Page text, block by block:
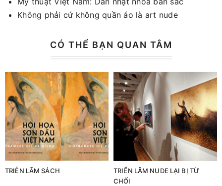
Không phải cứ không quần áo là art nude
CÓ THỂ BẠN QUAN TÂM
TRIỄN LÃM SÁCH
TRIỂN LÃM NUDE LẠI BỊ TỪ
CHỐI